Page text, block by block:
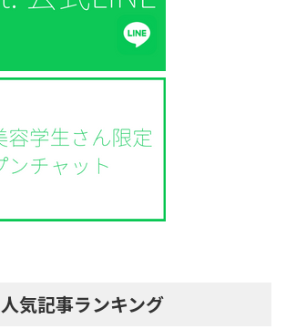
人気記事ランキング